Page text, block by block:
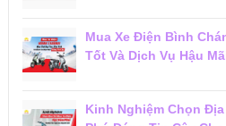
Mua Xe Điện Bình
Tốt Và Dịch Vụ Hậu
Kinh Nghiệm Chọn